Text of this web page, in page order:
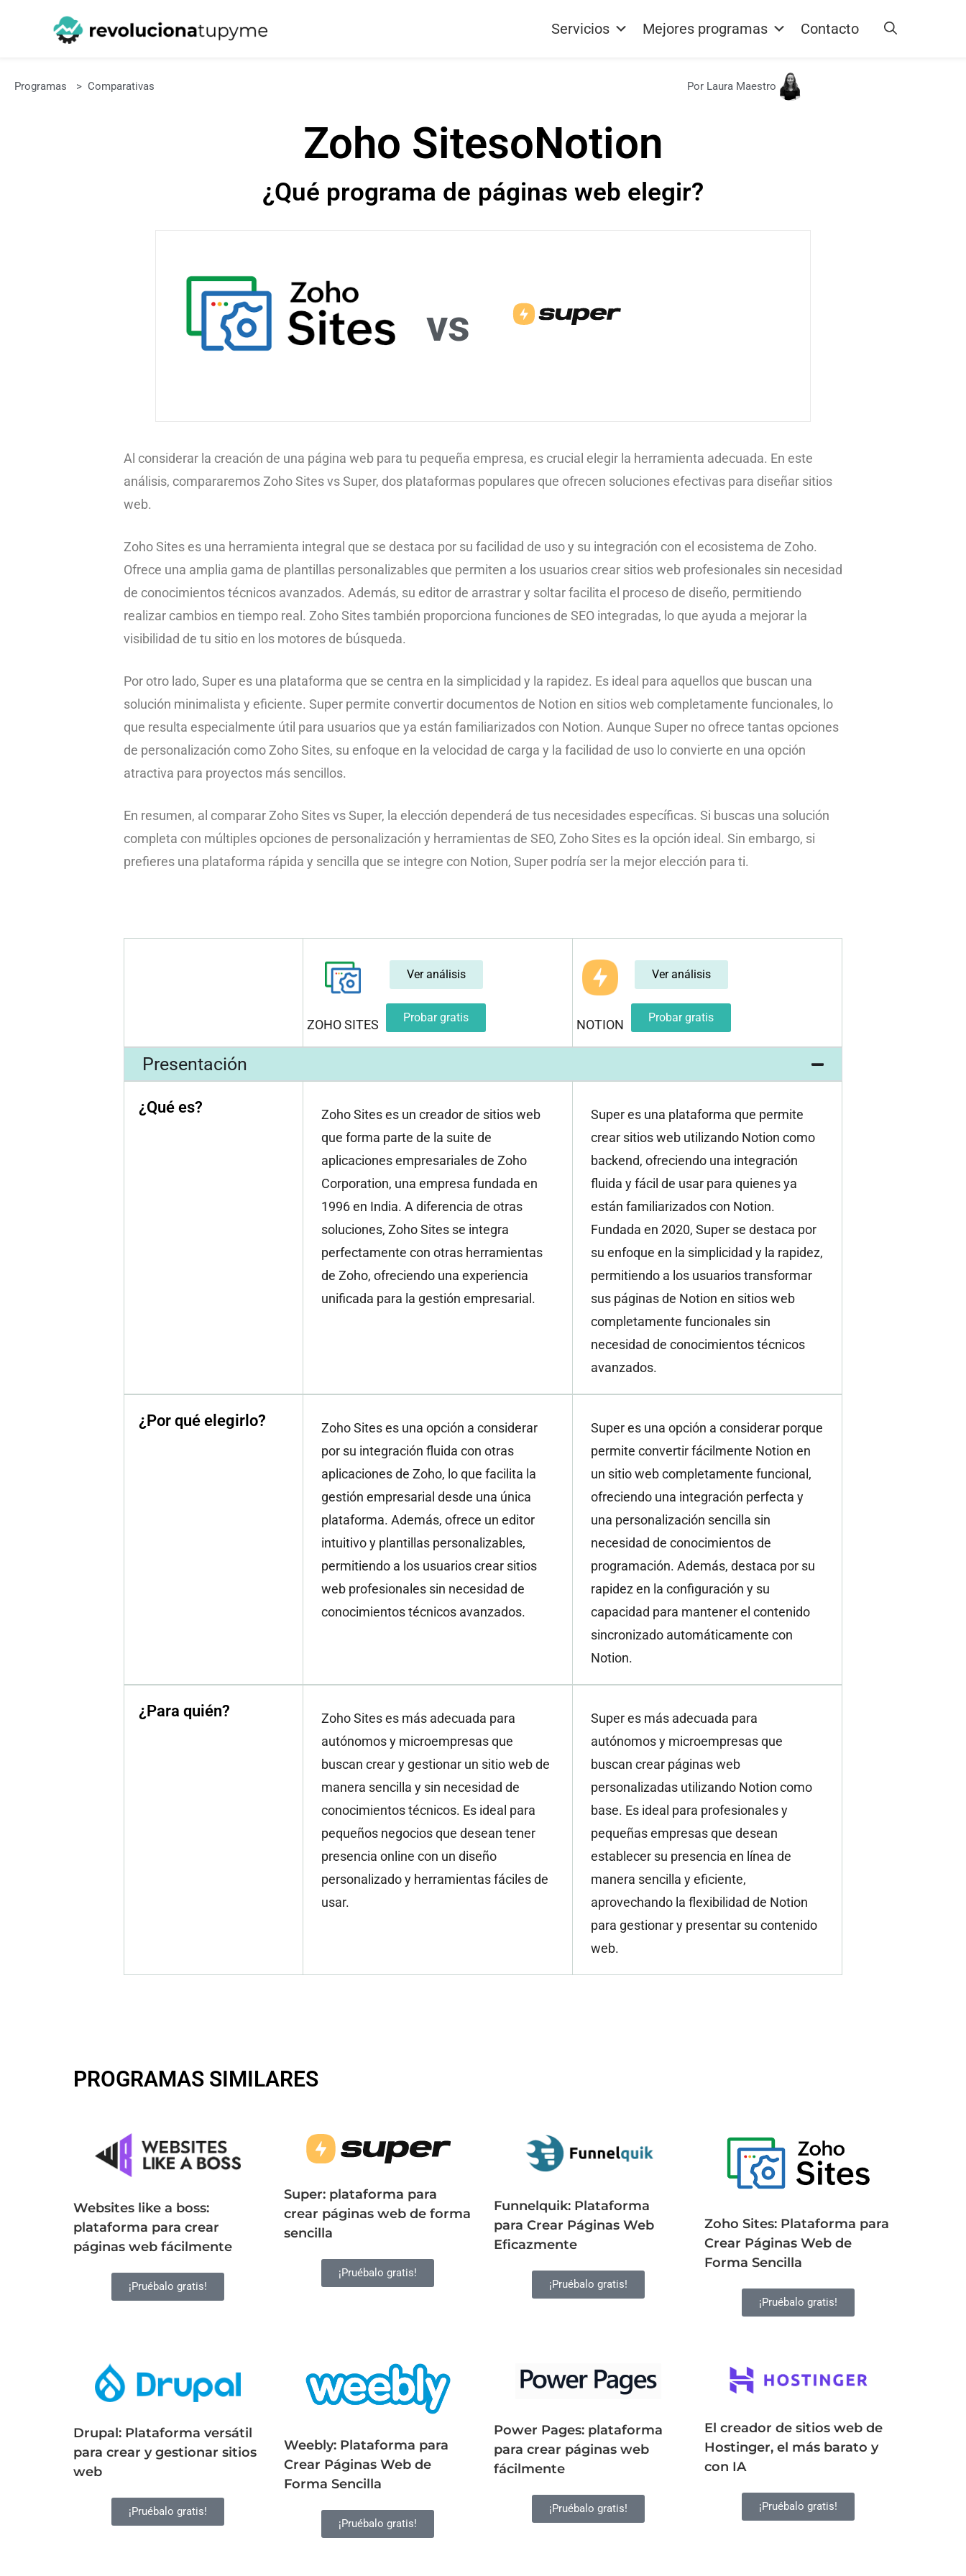
Servicios Mejores programas Contacto
Programas > Comparativas Por Laura Maestro
Zoho SitesoNotion
¿Qué programa de páginas web elegir?
vs
Al considerar la creación de una página web para tu pequeña empresa, es crucial elegir la herramienta adecuada. En este
análisis, compararemos Zoho Sites vs Super, dos plataformas populares que ofrecen soluciones efectivas para diseñar sitios
web.
Zoho Sites es una herramienta integral que se destaca por su facilidad de uso y su integración con el ecosistema de Zoho.
Ofrece una amplia gama de plantillas personalizables que permiten a los usuarios crear sitios web profesionales sin necesidad
de conocimientos técnicos avanzados. Además, su editor de arrastrar y soltar facilita el proceso de diseño, permitiendo
realizar cambios en tiempo real. Zoho Sites también proporciona funciones de SEO integradas, lo que ayuda a mejorar la
visibilidad de tu sitio en los motores de búsqueda.
Por otro lado, Super es una plataforma que se centra en la simplicidad y la rapidez. Es ideal para aquellos que buscan una
solución minimalista y eficiente. Super permite convertir documentos de Notion en sitios web completamente funcionales, lo
que resulta especialmente útil para usuarios que ya están familiarizados con Notion. Aunque Super no ofrece tantas opciones
de personalización como Zoho Sites, su enfoque en la velocidad de carga y la facilidad de uso lo convierte en una opción
atractiva para proyectos más sencillos.
En resumen, al comparar Zoho Sites vs Super, la elección dependerá de tus necesidades específicas. Si buscas una solución
completa con múltiples opciones de personalización y herramientas de SEO, Zoho Sites es la opción ideal. Sin embargo, si
prefieres una plataforma rápida y sencilla que se integre con Notion, Super podría ser la mejor elección para ti.
ZOHO SITES
Ver análisis
Probar gratis NOTION
Ver análisis
Probar gratis
Presentación
¿Qué es?
Zoho Sites es un creador de sitios web
que forma parte de la suite de
aplicaciones empresariales de Zoho
Corporation, una empresa fundada en
1996 en India. A diferencia de otras
soluciones, Zoho Sites se integra
perfectamente con otras herramientas
de Zoho, ofreciendo una experiencia
unificada para la gestión empresarial.
Super es una plataforma que permite
crear sitios web utilizando Notion como
backend, ofreciendo una integración
fluida y fácil de usar para quienes ya
están familiarizados con Notion.
Fundada en 2020, Super se destaca por
su enfoque en la simplicidad y la rapidez,
permitiendo a los usuarios transformar
sus páginas de Notion en sitios web
completamente funcionales sin
necesidad de conocimientos técnicos
avanzados.
¿Por qué elegirlo?
Zoho Sites es una opción a considerar
por su integración fluida con otras
aplicaciones de Zoho, lo que facilita la
gestión empresarial desde una única
plataforma. Además, ofrece un editor
intuitivo y plantillas personalizables,
permitiendo a los usuarios crear sitios
web profesionales sin necesidad de
conocimientos técnicos avanzados.
Super es una opción a considerar porque
permite convertir fácilmente Notion en
un sitio web completamente funcional,
ofreciendo una integración perfecta y
una personalización sencilla sin
necesidad de conocimientos de
programación. Además, destaca por su
rapidez en la configuración y su
capacidad para mantener el contenido
sincronizado automáticamente con
Notion.
¿Para quién?
Zoho Sites es más adecuada para
autónomos y microempresas que
buscan crear y gestionar un sitio web de
manera sencilla y sin necesidad de
conocimientos técnicos. Es ideal para
pequeños negocios que desean tener
presencia online con un diseño
personalizado y herramientas fáciles de
usar.
Super es más adecuada para
autónomos y microempresas que
buscan crear páginas web
personalizadas utilizando Notion como
base. Es ideal para profesionales y
pequeñas empresas que desean
establecer su presencia en línea de
manera sencilla y eficiente,
aprovechando la flexibilidad de Notion
para gestionar y presentar su contenido
web. ​
PROGRAMAS SIMILARES
Websites like a boss:
plataforma para crear
páginas web fácilmente
¡Pruébalo gratis!
Super: plataforma para
crear páginas web de forma
sencilla
¡Pruébalo gratis!
Funnelquik: Plataforma
para Crear Páginas Web
Eficazmente
¡Pruébalo gratis!
Zoho Sites: Plataforma para
Crear Páginas Web de
Forma Sencilla
¡Pruébalo gratis!
Drupal: Plataforma versátil
para crear y gestionar sitios
web
¡Pruébalo gratis!
Weebly: Plataforma para
Crear Páginas Web de
Forma Sencilla
¡Pruébalo gratis!
Power Pages: plataforma
para crear páginas web
fácilmente
¡Pruébalo gratis!
El creador de sitios web de
Hostinger, el más barato y
con IA
¡Pruébalo gratis!